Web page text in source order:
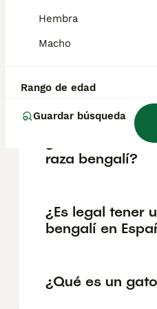
Hembra
Macho
Rango de edad
Guardar búsqueda
indios de Bengala
partes de Assam.
¿Dónde se
¿Cuánto vale
raza bengalí?
¿Es legal tener
bengalí en
¿Qué es un